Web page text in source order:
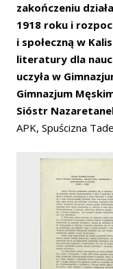
zakończeniu
1918 roku i
i społeczną w
literatury dla
uczyła w
Gimnazjum
Sióstr
APK, Spuścizna